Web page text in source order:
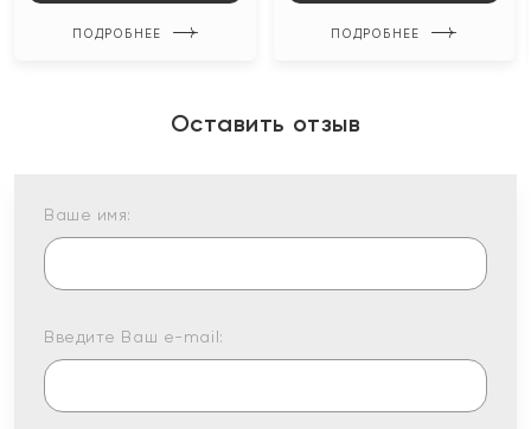
ПОДРОБНЕЕ ПОДРОБНЕЕ
Оставить отзыв
Ваше имя:
Введите Ваш e-mail: